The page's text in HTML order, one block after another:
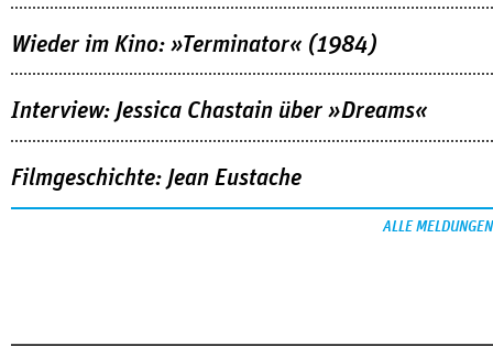
Wieder im Kino: »Terminator« (1984)
Interview: Jessica Chastain über »Dreams«
Filmgeschichte: Jean Eustache
ALLE MELDUNGEN